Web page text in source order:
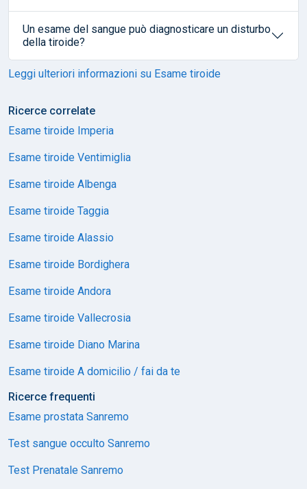
Un esame del sangue può diagnosticare un disturbo
della tiroide?
Leggi ulteriori informazioni su Esame tiroide
Ricerce correlate
Esame tiroide Imperia
Esame tiroide Ventimiglia
Esame tiroide Albenga
Esame tiroide Taggia
Esame tiroide Alassio
Esame tiroide Bordighera
Esame tiroide Andora
Esame tiroide Vallecrosia
Esame tiroide Diano Marina
Esame tiroide A domicilio / fai da te
Ricerce frequenti
Esame prostata Sanremo
Test sangue occulto Sanremo
Test Prenatale Sanremo